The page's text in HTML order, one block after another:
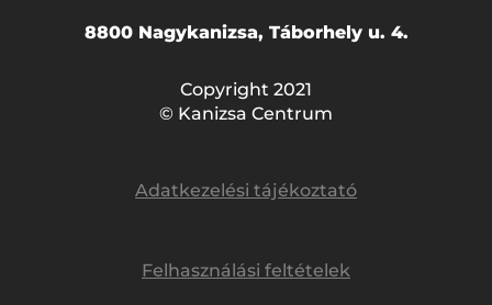
8800 Nagykanizsa, Táborhely u. 4.
Copyright 2021
© Kanizsa Centrum
Adatkezelési tájékoztató
Felhasználási feltételek